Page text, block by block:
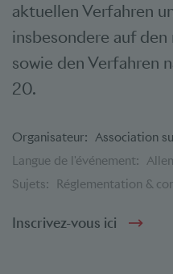
aktuellen Verfahren
insbesondere auf den
sowie den Verfahren
20.
Organisateur: Association
Langue de l'événement:
Sujets:
Réglementation &
Inscrivez-vous ici